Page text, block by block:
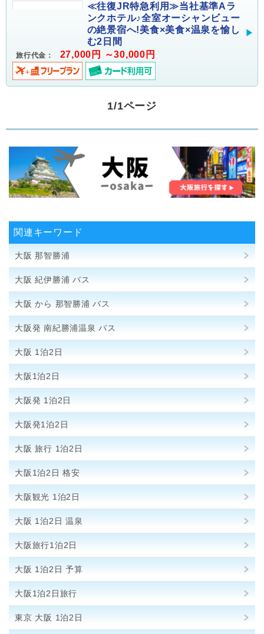
≪往復JR特急利用≫当社基準Aラ
ンクホテル♪全室オーシャンビュー
の絶景宿へ!美食×美食×温泉を愉し
む2日間
旅行代金： 27,000円 ～30,000円
1/1ページ
関連キーワード
大阪 那智勝浦
大阪 紀伊勝浦 バス
大阪 から 那智勝浦 バス
大阪発 南紀勝浦温泉 バス
大阪 1泊2日
大阪1泊2日
大阪発 1泊2日
大阪発1泊2日
大阪 旅行 1泊2日
大阪1泊2日 格安
大阪観光 1泊2日
大阪 1泊2日 温泉
大阪旅行1泊2日
大阪 1泊2日 予算
大阪1泊2日旅行
東京 大阪 1泊2日